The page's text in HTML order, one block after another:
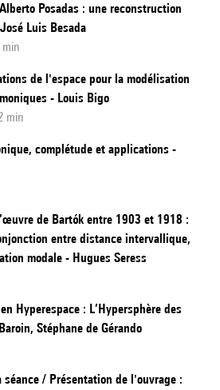
Posadas : une reconstruction
Luis Besada
de l'espace pour la modélisation
- Louis Bigo
min
complétude et applications -
de Bartók entre 1903 et 1918 :
entre distance intervallique,
modale - Hugues Seress
Hyperespace : L’Hypersphère des
Stéphane de Gérando
séance / Présentation de l'ouvrage :